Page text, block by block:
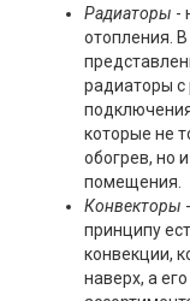
Радиаторы -
отопления.
радиаторы с
которые не
обогрев, но
помещения.
Конвекторы
принципу
конвекции,
наверх, а